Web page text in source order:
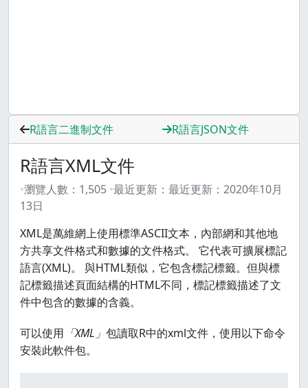
R語言二進制文件 R語言JSON文件
R語言XML文件
瀏覽人數： 1,505 最近更新： 最近更新： 2020年10月
13日
XML是萬維網上使用標準ASCII文本，內部網和其他地
方共享文件格式和數據的文件格式。 它代表可擴展標記
語言(XML)。 與HTML類似，它包含標記標籤。但與標
記標籤描述頁面結構的HTML不同，標記標籤描述了文
件中包含的數據的含義。
可以使用 「XML」 包讀取R中的xml文件，使用以下命令
安裝此軟件包。